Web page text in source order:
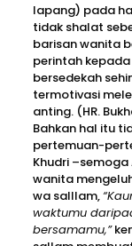
lapang) pada
tidak shalat
barisan wanita
perintah
bersedekah
termotivasi
anting. (HR.
Bahkan hal itu
pertemuan-
Khudri
wanita
wa salllam,
waktumu
bersamamu,”